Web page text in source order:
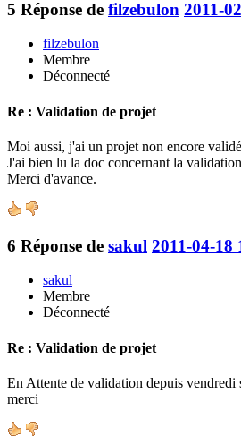
5 Réponse de filzebulon 2011-
filzebulon
Membre
Déconnecté
Re : Validation de projet
Moi aussi, j'ai un projet non encore
J'ai bien lu la doc concernant la
Merci d'avance.
6 Réponse de sakul 2011-04-18
sakul
Membre
Déconnecté
Re : Validation de projet
En Attente de validation depuis vendredi
merci